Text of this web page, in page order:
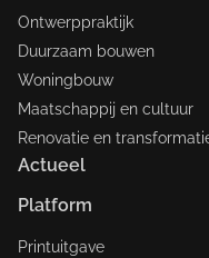
Ontwerppraktijk
Duurzaam bouwen
Woningbouw
Maatschappij en cultuur
Renovatie en
Actueel
Platform
Printuitgave